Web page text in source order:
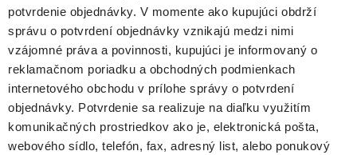
potvrdenie objednávky. V momente ako kupujúci obdrží
správu o potvrdení objednávky vznikajú medzi nimi
vzájomné práva a povinnosti, kupujúci je informovaný o
reklamačnom poriadku a obchodných podmienkach
internetového obchodu v prílohe správy o potvrdení
objednávky. Potvrdenie sa realizuje na diaľku využitím
komunikačných prostriedkov ako je, elektronická pošta,
webového sídlo, telefón, fax, adresný list, alebo ponukový